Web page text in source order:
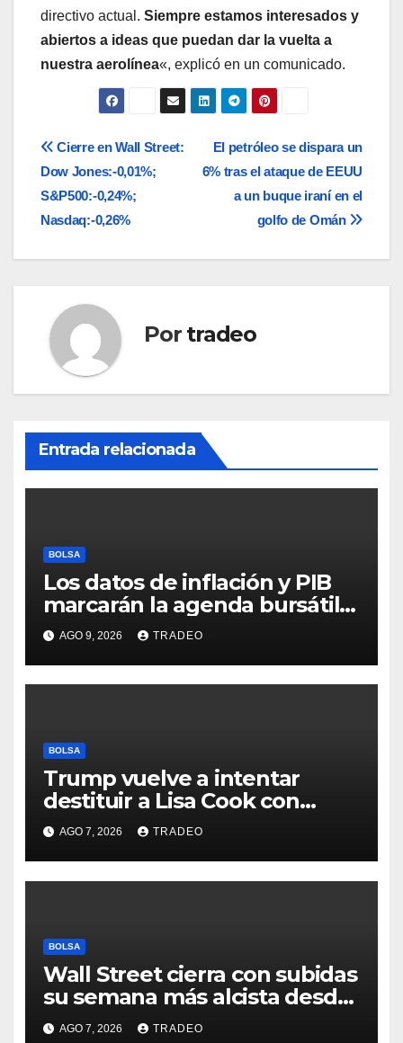
directivo actual. Siempre estamos interesados y
abiertos a ideas que puedan dar la vuelta a
nuestra aerolínea«, explicó en un comunicado.
Navegación
de
entradas
El petróleo se dispara un
6% tras el ataque de EEUU
a un buque iraní en el
golfo de Omán
Cierre en Wall Street:
Dow Jones:-0,01%;
S&P500:-0,24%;
Nasdaq:-0,26%
Por tradeo
Entrada relacionada
BOLSA
Los datos de inflación y PIB
marcarán la agenda bursátil
de la próxima semana
AGO 9, 2026 TRADEO
BOLSA
Trump vuelve a intentar
destituir a Lisa Cook con
acusaciones de fraude
hipotecario
AGO 7, 2026 TRADEO
BOLSA
Wall Street cierra con subidas
su semana más alcista desde
abril
AGO 7, 2026 TRADEO